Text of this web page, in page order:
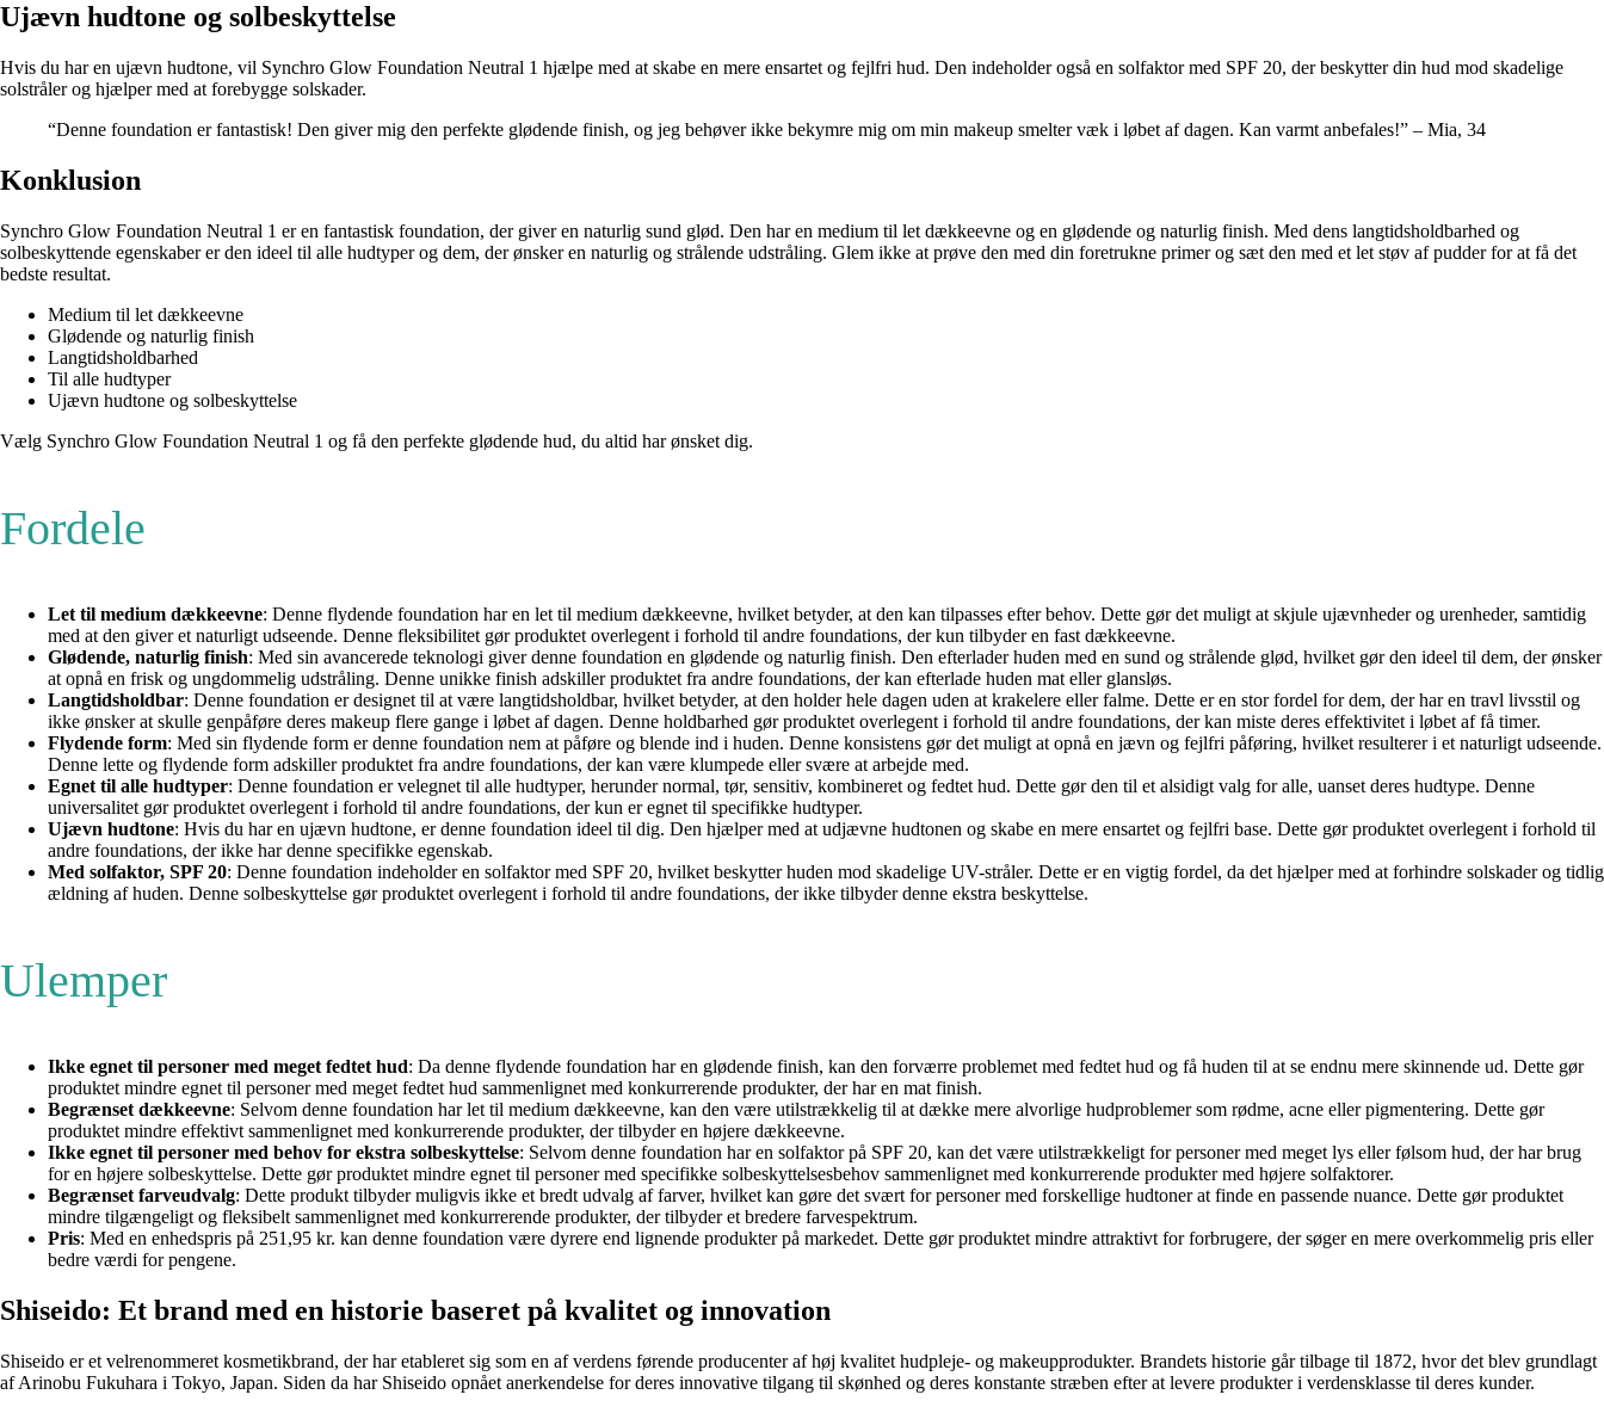
Ujævn hudtone og solbeskyttelse
Hvis du har en ujævn hudtone, vil Synchro Glow Foundation Neutral 1 hjælpe med at skabe en mere ensartet og fejlfri hud. Den indeholder også en solfaktor med SPF 20, der beskytter din hud mod skadelige
solstråler og hjælper med at forebygge solskader.
“Denne foundation er fantastisk! Den giver mig den perfekte glødende finish, og jeg behøver ikke bekymre mig om min makeup smelter væk i løbet af dagen. Kan varmt anbefales!” – Mia, 34
Konklusion
Synchro Glow Foundation Neutral 1 er en fantastisk foundation, der giver en naturlig sund glød. Den har en medium til let dækkeevne og en glødende og naturlig finish. Med dens langtidsholdbarhed og
solbeskyttende egenskaber er den ideel til alle hudtyper og dem, der ønsker en naturlig og strålende udstråling. Glem ikke at prøve den med din foretrukne primer og sæt den med et let støv af pudder for at få det
bedste resultat.
Medium til let dækkeevne
Glødende og naturlig finish
Langtidsholdbarhed
Til alle hudtyper
Ujævn hudtone og solbeskyttelse
Vælg Synchro Glow Foundation Neutral 1 og få den perfekte glødende hud, du altid har ønsket dig.
Fordele
Let til medium dækkeevne: Denne flydende foundation har en let til medium dækkeevne, hvilket betyder, at den kan tilpasses efter behov. Dette gør det muligt at skjule ujævnheder og urenheder, samtidig
med at den giver et naturligt udseende. Denne fleksibilitet gør produktet overlegent i forhold til andre foundations, der kun tilbyder en fast dækkeevne.
Glødende, naturlig finish: Med sin avancerede teknologi giver denne foundation en glødende og naturlig finish. Den efterlader huden med en sund og strålende glød, hvilket gør den ideel til dem, der ønsker
at opnå en frisk og ungdommelig udstråling. Denne unikke finish adskiller produktet fra andre foundations, der kan efterlade huden mat eller glansløs.
Langtidsholdbar: Denne foundation er designet til at være langtidsholdbar, hvilket betyder, at den holder hele dagen uden at krakelere eller falme. Dette er en stor fordel for dem, der har en travl livsstil og
ikke ønsker at skulle genpåføre deres makeup flere gange i løbet af dagen. Denne holdbarhed gør produktet overlegent i forhold til andre foundations, der kan miste deres effektivitet i løbet af få timer.
Flydende form: Med sin flydende form er denne foundation nem at påføre og blende ind i huden. Denne konsistens gør det muligt at opnå en jævn og fejlfri påføring, hvilket resulterer i et naturligt udseende.
Denne lette og flydende form adskiller produktet fra andre foundations, der kan være klumpede eller svære at arbejde med.
Egnet til alle hudtyper: Denne foundation er velegnet til alle hudtyper, herunder normal, tør, sensitiv, kombineret og fedtet hud. Dette gør den til et alsidigt valg for alle, uanset deres hudtype. Denne
universalitet gør produktet overlegent i forhold til andre foundations, der kun er egnet til specifikke hudtyper.
Ujævn hudtone: Hvis du har en ujævn hudtone, er denne foundation ideel til dig. Den hjælper med at udjævne hudtonen og skabe en mere ensartet og fejlfri base. Dette gør produktet overlegent i forhold til
andre foundations, der ikke har denne specifikke egenskab.
Med solfaktor, SPF 20: Denne foundation indeholder en solfaktor med SPF 20, hvilket beskytter huden mod skadelige UV-stråler. Dette er en vigtig fordel, da det hjælper med at forhindre solskader og tidlig
ældning af huden. Denne solbeskyttelse gør produktet overlegent i forhold til andre foundations, der ikke tilbyder denne ekstra beskyttelse.
Ulemper
Ikke egnet til personer med meget fedtet hud: Da denne flydende foundation har en glødende finish, kan den forværre problemet med fedtet hud og få huden til at se endnu mere skinnende ud. Dette gør
produktet mindre egnet til personer med meget fedtet hud sammenlignet med konkurrerende produkter, der har en mat finish.
Begrænset dækkeevne: Selvom denne foundation har let til medium dækkeevne, kan den være utilstrækkelig til at dække mere alvorlige hudproblemer som rødme, acne eller pigmentering. Dette gør
produktet mindre effektivt sammenlignet med konkurrerende produkter, der tilbyder en højere dækkeevne.
Ikke egnet til personer med behov for ekstra solbeskyttelse: Selvom denne foundation har en solfaktor på SPF 20, kan det være utilstrækkeligt for personer med meget lys eller følsom hud, der har brug
for en højere solbeskyttelse. Dette gør produktet mindre egnet til personer med specifikke solbeskyttelsesbehov sammenlignet med konkurrerende produkter med højere solfaktorer.
Begrænset farveudvalg: Dette produkt tilbyder muligvis ikke et bredt udvalg af farver, hvilket kan gøre det svært for personer med forskellige hudtoner at finde en passende nuance. Dette gør produktet
mindre tilgængeligt og fleksibelt sammenlignet med konkurrerende produkter, der tilbyder et bredere farvespektrum.
Pris: Med en enhedspris på 251,95 kr. kan denne foundation være dyrere end lignende produkter på markedet. Dette gør produktet mindre attraktivt for forbrugere, der søger en mere overkommelig pris eller
bedre værdi for pengene.
Shiseido: Et brand med en historie baseret på kvalitet og innovation
Shiseido er et velrenommeret kosmetikbrand, der har etableret sig som en af verdens førende producenter af høj kvalitet hudpleje- og makeupprodukter. Brandets historie går tilbage til 1872, hvor det blev grundlagt
af Arinobu Fukuhara i Tokyo, Japan. Siden da har Shiseido opnået anerkendelse for deres innovative tilgang til skønhed og deres konstante stræben efter at levere produkter i verdensklasse til deres kunder.